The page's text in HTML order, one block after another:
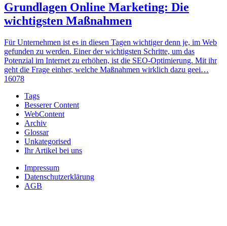
Grundlagen Online Marketing: Die
wichtigsten Maßnahmen
Für Unternehmen ist es in diesen Tagen wichtiger denn je, im Web
gefunden zu werden. Einer der wichtigsten Schritte, um das
Potenzial im Internet zu erhöhen, ist die SEO-Optimierung. Mit ihr
geht die Frage einher, welche Maßnahmen wirklich dazu geei…
16078
Tags
Besserer Content
WebContent
Archiv
Glossar
Unkategorised
Ihr Artikel bei uns
Impressum
Datenschutzerklärung
AGB